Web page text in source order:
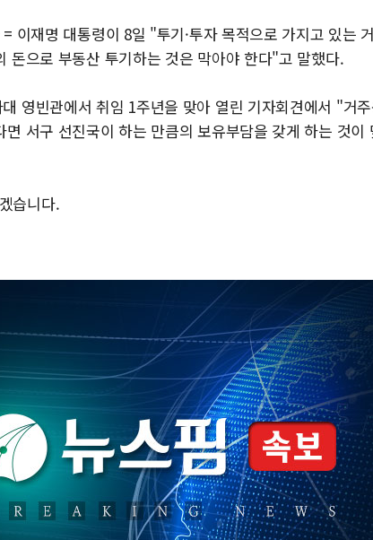
주한미군
구미 폐염
해군과 함
이재명 대통령이 8일 "투기·투자 목적으로 가지고 있는
돈으로 부동산 투기하는 것은 막아야 한다"고 말했다.
영빈관에서 취임 1주년을 맞아 열린 기자회견에서 "거
면 서구 선진국이 하는 만큼의 보유부담을 갖게 하는 것
습니다.